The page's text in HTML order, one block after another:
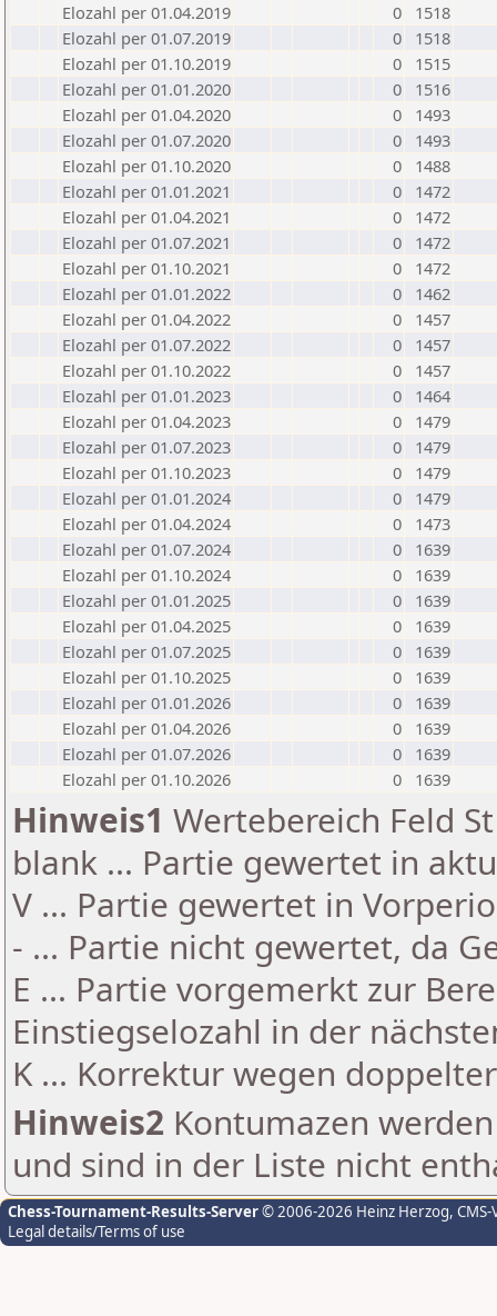
Elozahl per 01.04.2019
0
1518
Elozahl per 01.07.2019
0
1518
Elozahl per 01.10.2019
0
1515
Elozahl per 01.01.2020
0
1516
Elozahl per 01.04.2020
0
1493
Elozahl per 01.07.2020
0
1493
Elozahl per 01.10.2020
0
1488
Elozahl per 01.01.2021
0
1472
Elozahl per 01.04.2021
0
1472
Elozahl per 01.07.2021
0
1472
Elozahl per 01.10.2021
0
1472
Elozahl per 01.01.2022
0
1462
Elozahl per 01.04.2022
0
1457
Elozahl per 01.07.2022
0
1457
Elozahl per 01.10.2022
0
1457
Elozahl per 01.01.2023
0
1464
Elozahl per 01.04.2023
0
1479
Elozahl per 01.07.2023
0
1479
Elozahl per 01.10.2023
0
1479
Elozahl per 01.01.2024
0
1479
Elozahl per 01.04.2024
0
1473
Elozahl per 01.07.2024
0
1639
Elozahl per 01.10.2024
0
1639
Elozahl per 01.01.2025
0
1639
Elozahl per 01.04.2025
0
1639
Elozahl per 01.07.2025
0
1639
Elozahl per 01.10.2025
0
1639
Elozahl per 01.01.2026
0
1639
Elozahl per 01.04.2026
0
1639
Elozahl per 01.07.2026
0
1639
Elozahl per 01.10.2026
0 1639
Hinweis1 Wertebereich Feld
blank ... Partie gewertet in
V ... Partie gewertet in
- ... Partie nicht gewertet, da
E ... Partie vorgemerkt zur
Einstiegselozahl in der
K ... Korrektur wegen
Hinweis2 Kontumazen
und sind in der Liste nicht
Chess-Tournament-Results-Server© 2006-2026 Heinz Herzog,
Legal details/Terms of use